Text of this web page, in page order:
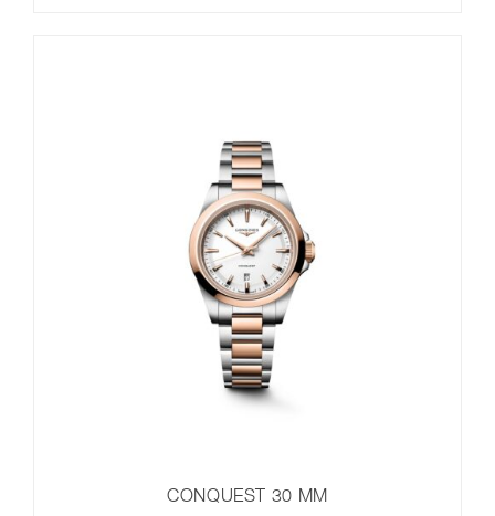
CONQUEST 30 MM